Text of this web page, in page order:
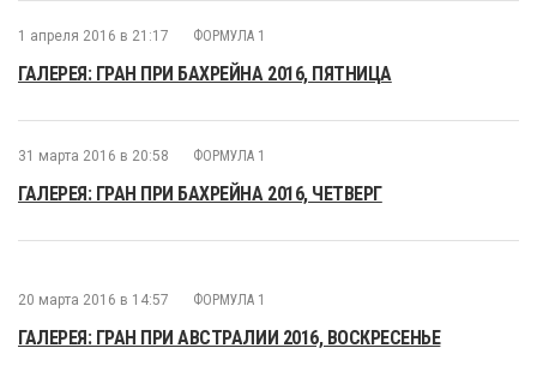
1 апреля 2016 в 21:17 ФОРМУЛА 1
ГАЛЕРЕЯ: ГРАН ПРИ БАХРЕЙНА 2016, ПЯТНИЦА
31 марта 2016 в 20:58 ФОРМУЛА 1
ГАЛЕРЕЯ: ГРАН ПРИ БАХРЕЙНА 2016, ЧЕТВЕРГ
20 марта 2016 в 14:57 ФОРМУЛА 1
ГАЛЕРЕЯ: ГРАН ПРИ АВСТРАЛИИ 2016, ВОСКРЕСЕНЬЕ